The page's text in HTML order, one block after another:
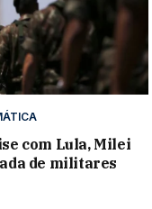
com Lula, Milei
de militares